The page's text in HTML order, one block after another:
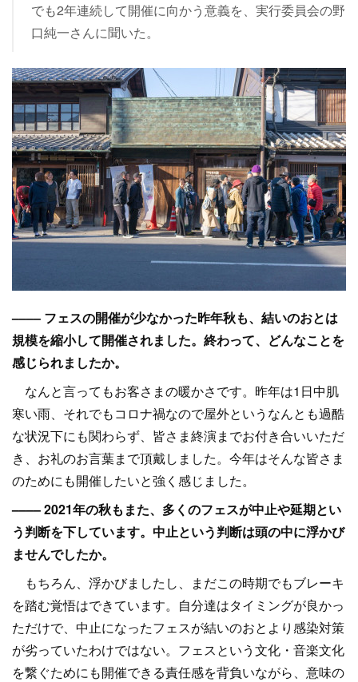
でも2年連続して開催に向かう意義を、実行委員会の野
口純一さんに聞いた。
–––– フェスの開催が少なかった昨年秋も、結いのおとは
規模を縮小して開催されました。終わって、どんなことを
感じられましたか。
なんと言ってもお客さまの暖かさです。昨年は1日中肌
寒い雨、それでもコロナ禍なので屋外というなんとも過酷
な状況下にも関わらず、皆さま終演までお付き合いいただ
き、お礼のお言葉まで頂戴しました。今年はそんな皆さま
のためにも開催したいと強く感じました。
–––– 2021年の秋もまた、多くのフェスが中止や延期とい
う判断を下しています。中止という判断は頭の中に浮かび
ませんでしたか。
もちろん、浮かびましたし、まだこの時期でもブレーキ
を踏む覚悟はできています。自分達はタイミングが良かっ
ただけで、中止になったフェスが結いのおとより感染対策
が劣っていたわけではない。フェスという文化・音楽文化
を繋ぐためにも開催できる責任感を背負いながら、意味の